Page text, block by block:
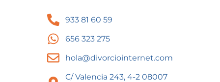
933 81 60 59
656 323 275
hola@divorciointernet.com
C/ Valencia 243, 4-2 08007